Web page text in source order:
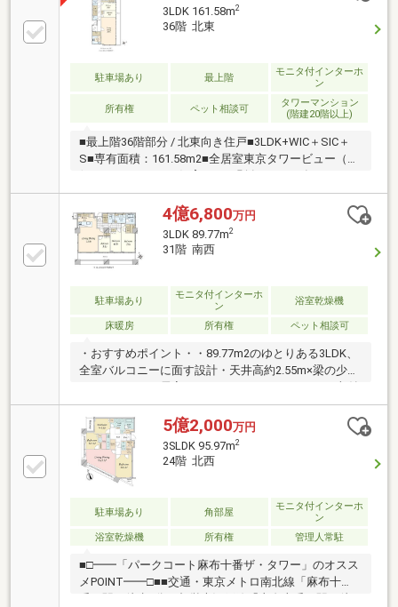
3LDK 161.58m2
36階 北東
駐車場あり 最上階
モニタ付インターホ
ン
所有権 ペット相談可
タワーマンション
(階建20階以上)
■最上階36階部分 / 北東向き住戸■3LDK+WIC＋SIC＋
S■専有面積：161.58m2■全居室東京タワービュー（天
日リノベーション完了港区三田に、平成22年5月誕生
したタワーマンション『パークコート麻布十番ザ・タ
ワー』三井不動産レジデンシャル(株)他 旧分譲／大成
建設(株) 施工
4億6,800万円
3LDK 89.77m2
31階 南西
駐車場あり
モニタ付インターホ
ン
浴室乾燥機
床暖房 所有権 ペット相談可
・おすすめポイント・・89.77m2のゆとりある3LDK、
全室バルコニーに面す設計・天井高約2.55m×梁の少な
充実・対面キッチン＆1620バスで快適な家事・癒し空
間・麻布十番駅徒歩3分、複数路線利用可の立地・コ
ンシェルジュやラウンジ等、充実の共用施設・制震構
造×24時間有人管理で安心の暮らし・ペット飼育可、
日々を豊かに彩る住環境
5億2,000万円
3SLDK 95.97m2
24階 北西
駐車場あり 角部屋
モニタ付インターホ
ン
浴室乾燥機
所有権 管理人常駐
■□━━「パークコート麻布十番ザ・タワー」のオスス
メPOINT━━□■■交通・東京メトロ南北線「麻布十